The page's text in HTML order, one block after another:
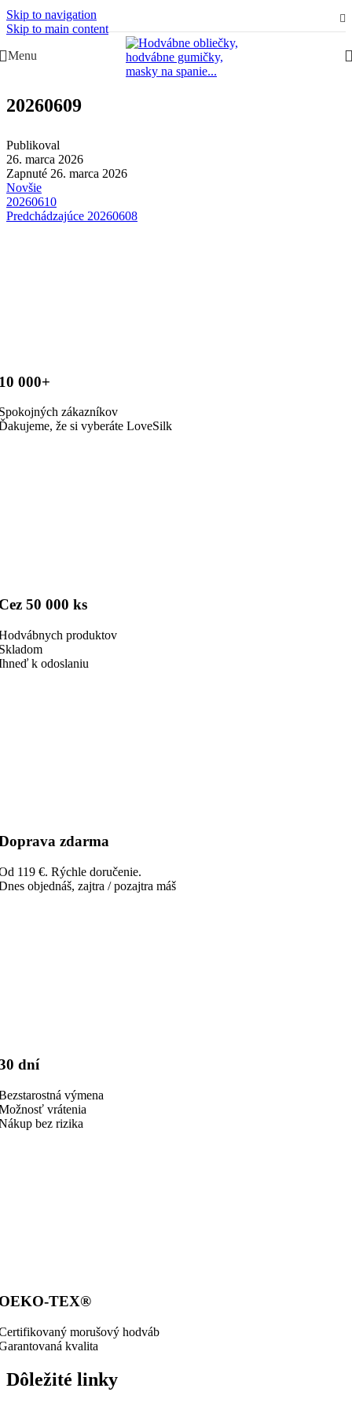
Skip to navigation
Skip to main content
Slovenská rodinná značka – Juraj & Monika
Menu
20260609
Publikoval
26. marca 2026
Zapnuté 26. marca 2026
Novšie
20260610
Predchádzajúce 20260608
000+
zákazníkov
že si vyberáte LoveSilk
50 000 ks
produktov
k odoslaniu
zdarma
119 €. Rýchle doručenie.
objednáš, zajtra / pozajtra máš
dní
výmena
vrátenia
bez rizika
TEX®
morušový hodváb
kvalita
Dôležité linky